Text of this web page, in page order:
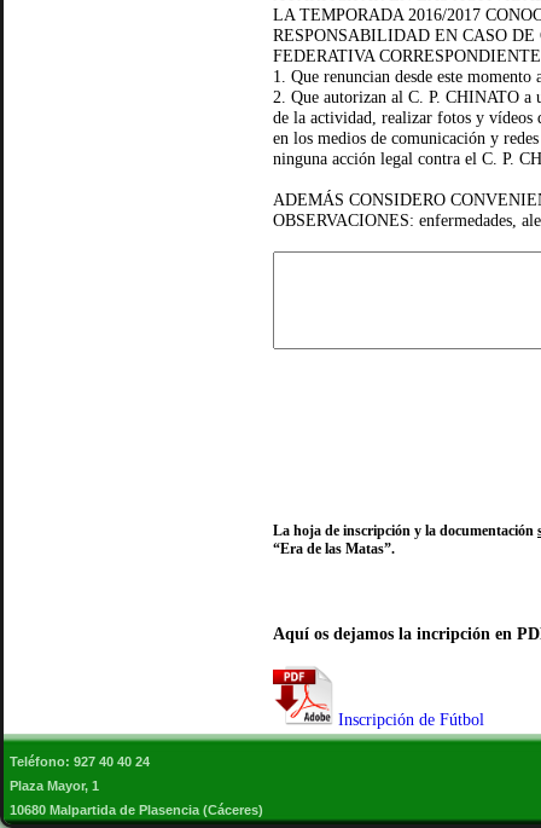
LA TEMPORADA 2016/2017
RESPONSABILIDAD EN CASO
FEDERATIVA
1. Que renuncian desde este
2. Que autorizan al C. P. CHINATO a
de la actividad, realizar fotos y vídeos
en los medios de comunicación y
ninguna acción legal contra el C. P.
ADEMÁS CONSIDERO
OBSERVACIONES: enfermedades,
La hoja de inscripción y la documentación
“Era de las Matas”.
Aquí os dejamos la incripción en
Inscripción de Fútbol
Teléfono: 927 40 40 24
Plaza Mayor, 1
10680 Malpartida de Plasencia (Cáceres)